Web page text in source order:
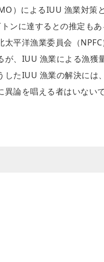
）によるIUU 漁業対策
ンに達するとの推定も
平洋漁業委員会（NPFC
が、IUU 漁業による漁獲
たIUU 漁業の解決には
論を唱える者はいないで